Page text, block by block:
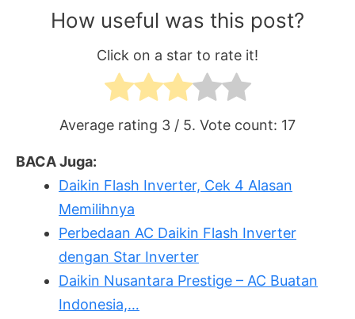
How useful was this post?
Click on a star to rate it!
Average rating 3 / 5. Vote count: 17
BACA Juga:
Daikin Flash Inverter, Cek 4 Alasan
Memilihnya
Perbedaan AC Daikin Flash Inverter
dengan Star Inverter
Daikin Nusantara Prestige – AC Buatan
Indonesia,…